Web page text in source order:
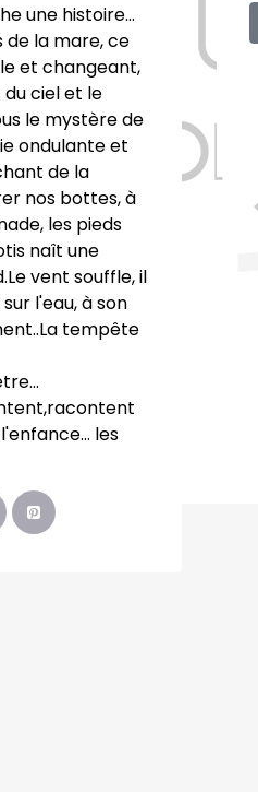
une histoire...
la mare, ce
et changeant,
ciel et le
le mystère de
ondulante et
de la
nos bottes, à
les pieds
naît une
vent souffle, il
l'eau, à son
tempête
les